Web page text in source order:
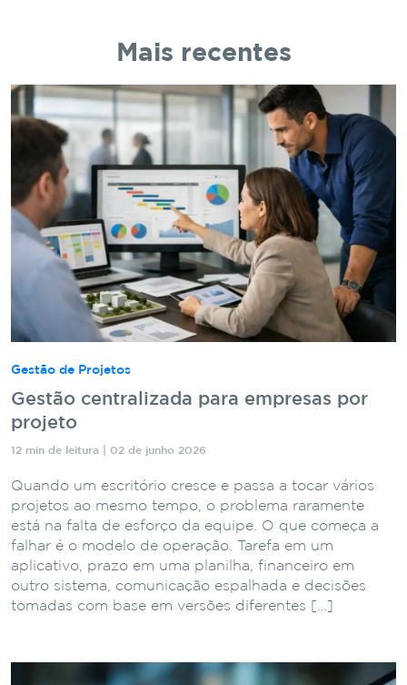
Mais recentes
Gestão de Projetos
Gestão centralizada para empresas por
projeto
12 min de leitura | 02 de junho 2026
Quando um escritório cresce e passa a tocar vários
projetos ao mesmo tempo, o problema raramente
está na falta de esforço da equipe. O que começa a
falhar é o modelo de operação. Tarefa em um
aplicativo, prazo em uma planilha, financeiro em
outro sistema, comunicação espalhada e decisões
tomadas com base em versões diferentes […]